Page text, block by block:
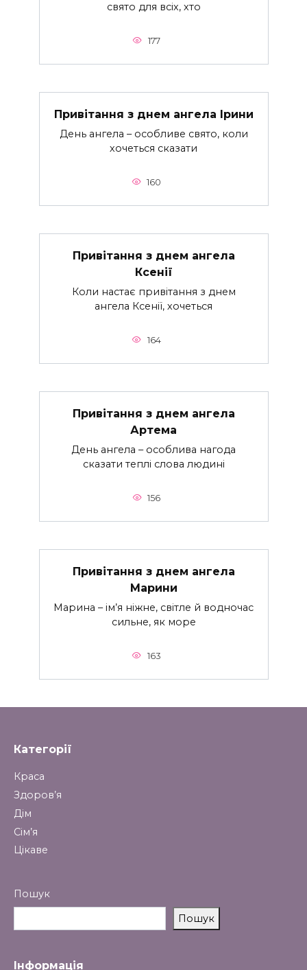
свято для всіх, хто
177
Привітання з днем ангела Ірини
День ангела – особливе свято, коли
хочеться сказати
160
Привітання з днем ангела
Ксенії
Коли настає привітання з днем
ангела Ксенії, хочеться
164
Привітання з днем ангела
Артема
День ангела – особлива нагода
сказати теплі слова людині
156
Привітання з днем ангела
Марини
Марина – ім’я ніжне, світле й водночас
сильне, як море
163
Категорії
Краса
Здоров’я
Дім
Сім’я
Цікаве
Пошук
Пошук
Інформація